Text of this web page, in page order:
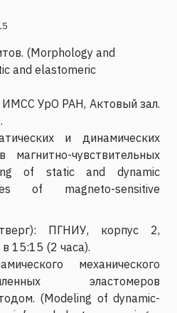
(Morphology and
and elastomeric
ИМСС УрО РАН, Актовый зал.
и динамических
магнитно-чувствительных
of static and dynamic
of magneto-sensitive
ПГНИУ, корпус 2,
15:15 (2 часа).
механического
эластомеров
(Modeling of dynamic-